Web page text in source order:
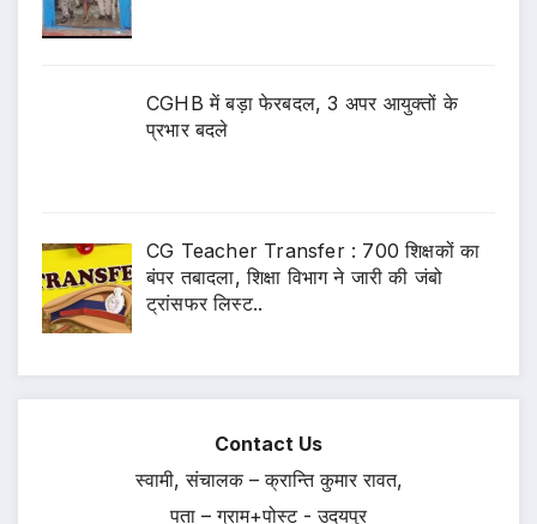
CGHB में बड़ा फेरबदल, 3 अपर आयुक्तों के
प्रभार बदले
CG Teacher Transfer : 700 शिक्षकों का
बंपर तबादला, शिक्षा विभाग ने जारी की जंबो
ट्रांसफर लिस्ट..
Contact Us
स्वामी, संचालक – क्रान्ति कुमार रावत,
पता – ग्राम+पोस्ट - उदयपुर